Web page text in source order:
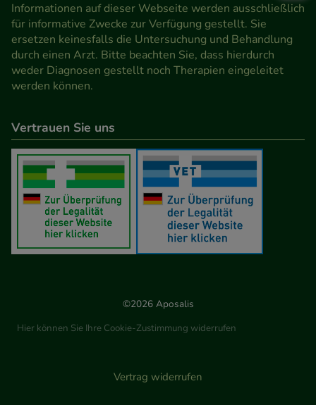
Informationen auf dieser Webseite werden ausschließlich
für informative Zwecke zur Verfügung gestellt. Sie
ersetzen keinesfalls die Untersuchung und Behandlung
durch einen Arzt. Bitte beachten Sie, dass hierdurch
weder Diagnosen gestellt noch Therapien eingeleitet
werden können.
Vertrauen Sie uns
©2026 Aposalis
Hier können Sie Ihre Cookie-Zustimmung widerrufen
Vertrag widerrufen